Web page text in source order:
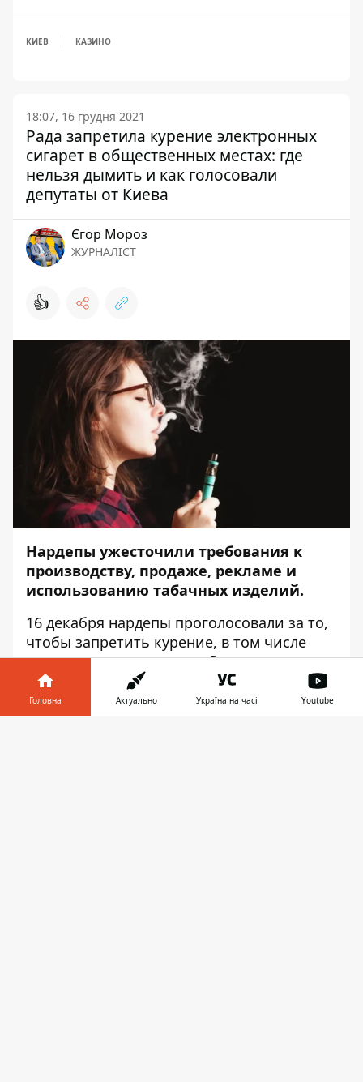
КИЕВ КАЗИНО
18:07, 16 грудня 2021
Рада запретила курение электронных
сигарет в общественных местах: где
нельзя дымить и как голосовали
депутаты от Киева
Єгор Мороз
ЖУРНАЛІСТ
👍
Нардепы ужесточили требования к
производству, продаже, рекламе и
использованию табачных изделий.
16 декабря нардепы проголосовали за то,
чтобы запретить курение, в том числе
электронных сигарет, в общественных
местах. Законопроект №
4358 во втором
чтении и в целом поддержали 317
депутатов, а против не было никого.
Головна Актуально Україна на часі Youtube